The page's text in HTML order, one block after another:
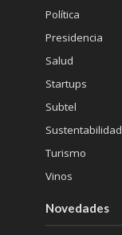
Política
Presidencia
Salud
Startups
Subtel
Sustentabilidad
Turismo
Vinos
Novedades